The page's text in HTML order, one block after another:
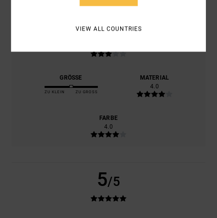
4.0
GRÖSSE
ZU KLEIN ZU GROSS
MATERIAL
4.0
FARBE
4.0
5/5
VIEW ALL COUNTRIES